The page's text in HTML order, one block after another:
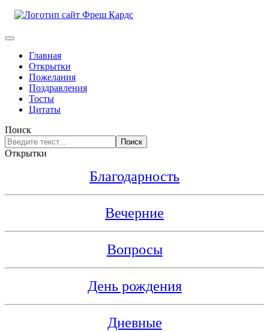
Главная
Открытки
Пожелания
Поздравления
Тосты
Цитаты
Поиск
Поиск
Открытки
Благодарность
Вечерние
Вопросы
День рождения
Дневные